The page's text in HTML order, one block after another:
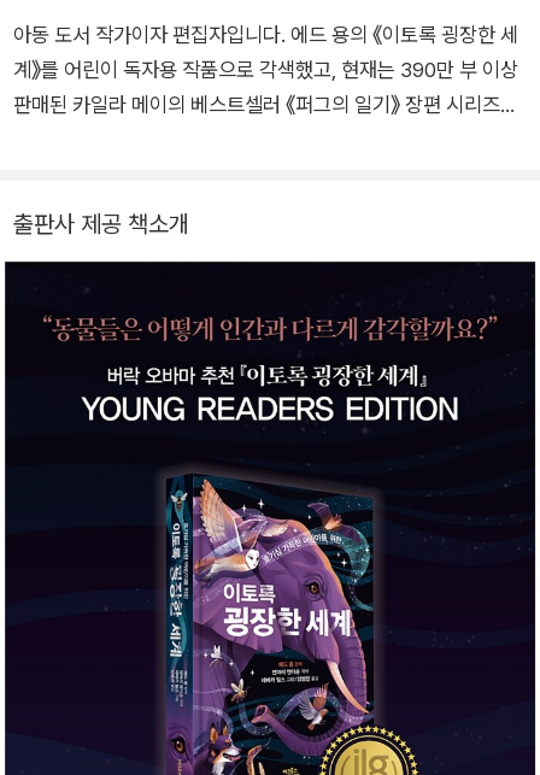
『불확실 성에 맞서는 기술』 『브레인 케미스트리』 『하나의 세포로
부터』 등이 있다. 『네이처』 『사이언스』 등 해외 과학저널에 실린
의학 및 생명과 학 분야의 최신 동향을 소셜미디어에 틈틈이 소개
아동 도서 작가이자 편집자입니다. 에드 용의 《이토록 굉장한 세
계》를 어린이 독자용 작품으로 각색했고, 현재는 390만 부 이상
판매된 카일라 메이의 베스트셀러 《퍼그의 일기》 장편 시리즈의
출판사 제공 책소개